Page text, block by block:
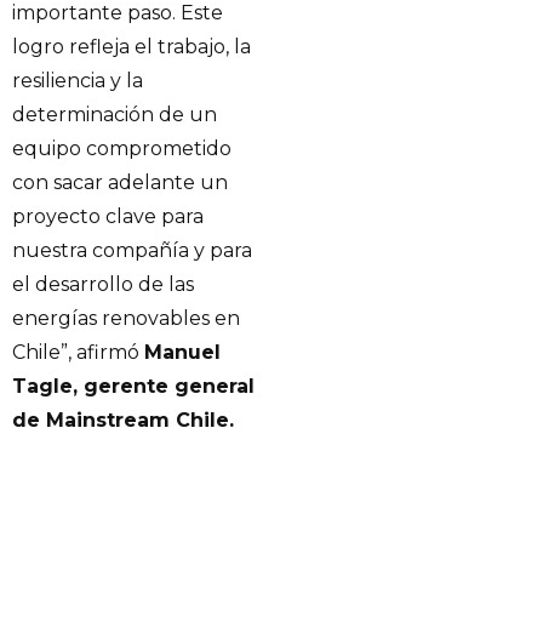
importante paso. Este
logro refleja el trabajo, la
resiliencia y la
determinación de un
equipo comprometido
con sacar adelante un
proyecto clave para
nuestra compañía y para
el desarrollo de las
energías renovables en
Chile”, afirmó Manuel
Tagle, gerente general
de Mainstream Chile.